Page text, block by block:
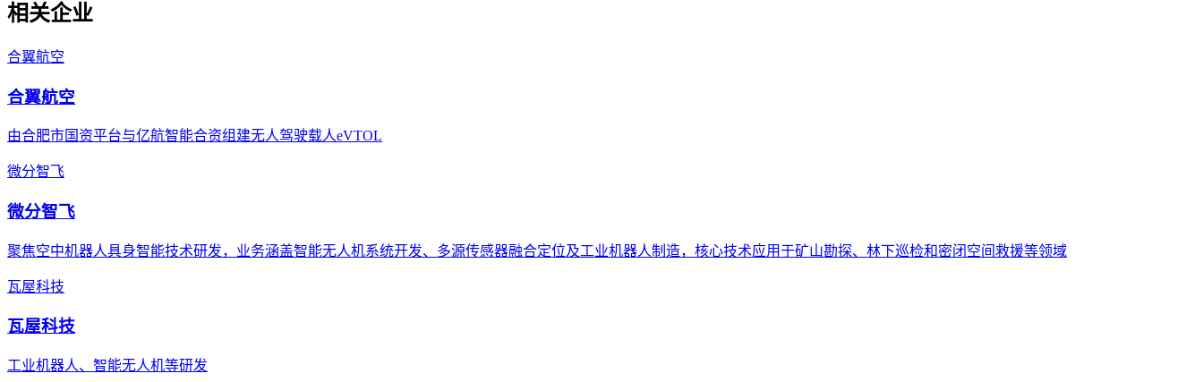
相关企业
合翼航空
合翼航空
由合肥市国资平台与亿航智能合资组建无人驾驶载人eVTOL
微分智飞
微分智飞
聚焦空中机器人具身智能技术研发，业务涵盖智能无人机系统开发、多源传感器融合定位及工业机器人制造，核心技术应用于矿山勘探、林下巡检和密闭空间救援等领域
瓦屋科技
瓦屋科技
工业机器人、智能无人机等研发